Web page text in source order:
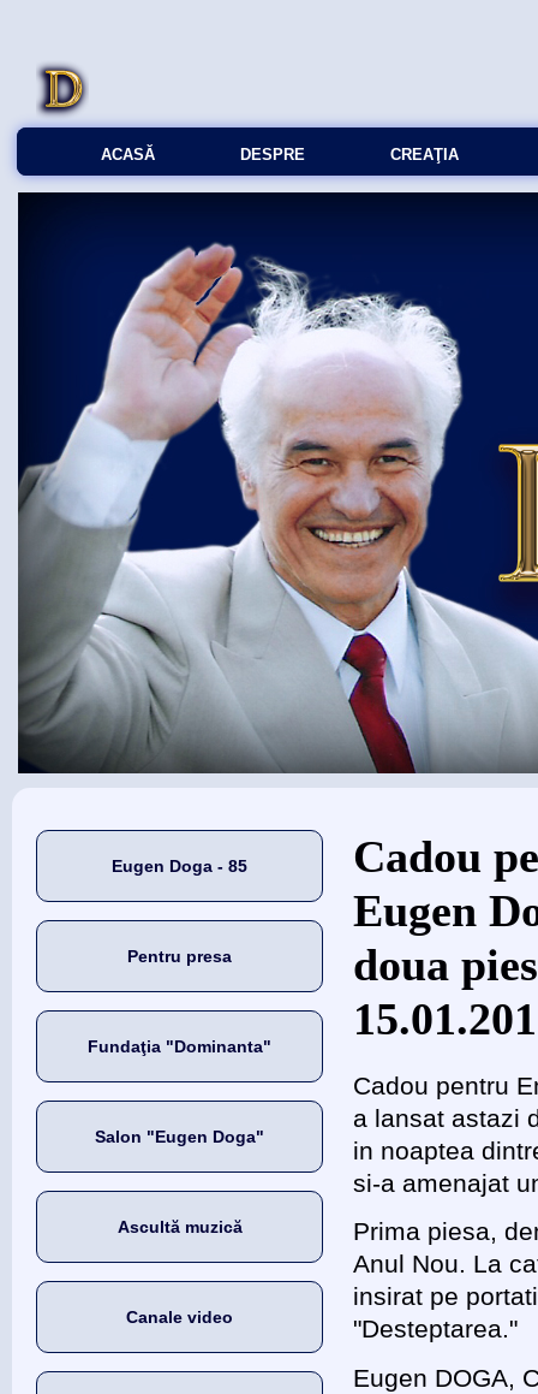
ACASĂ DESPRE CREAŢIA
Eugen Doga - 85
Pentru presa
Fundaţia "Dominanta"
Salon "Eugen Doga"
Ascultă muzică
Canale video
Eşti aici
Cadou
Eugen
doua
Cadou pentru
a lansat astazi
in noaptea
si-a amenajat
Prima piesa,
Anul Nou. La
insirat pe
"Desteptarea."
Eugen DOGA,